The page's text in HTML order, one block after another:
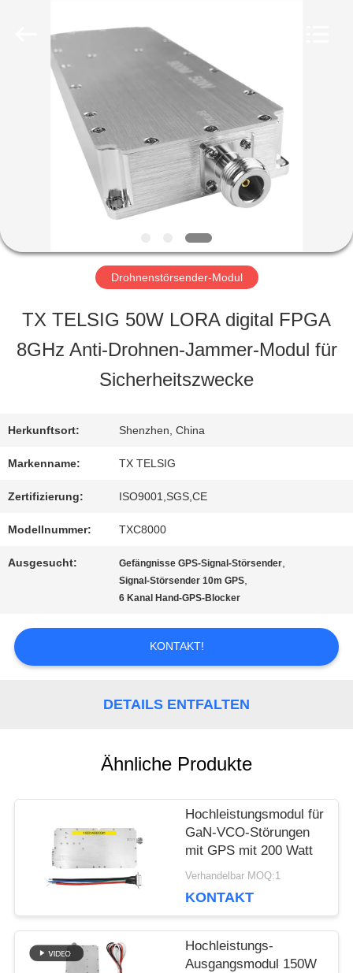
HAUS
PRODUKTE
UNS
QUALITÄTSKONTROLLE
TRETEN
SIE
MIT
UNS
VERBINDUNG
FORDERN
SIE EIN
ZITAT
SITEMAP
Drohnenstörsender-Modul
TX TELSIG 50W LORA digital FPGA
8GHz Anti-Drohnen-Jammer-Modul für
Sicherheitszwecke
Herkunftsort: Shenzhen, China
Markenname: TX TELSIG
Zertifizierung: ISO9001,SGS,CE
Modellnummer: TXC8000
Ausgesucht: Gefängnisse GPS-Signal-Störsender,
Signal-Störsender 10m GPS,
6 Kanal Hand-GPS-Blocker
KONTAKT!
DETAILS ENTFALTEN
Ähnliche Produkte
Hochleistungsmodul für
GaN-VCO-Störungen
mit GPS mit 200 Watt
Verhandelbar MOQ:1
KONTAKT
Hochleistungs-
Ausgangsmodul 150W